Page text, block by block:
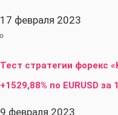
17 февраля 2023
Тест стратегии форекс
+1529,88% по EURUSD за
9 февраля 2023